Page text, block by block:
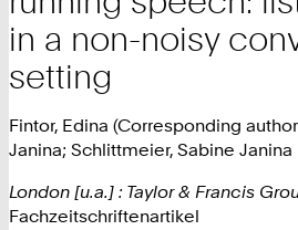
in a non-noisy
setting
Fintor, Edina (Corresponding
Janina; Schlittmeier, Sabine Janina
London [u.a.] : Taylor & Francis
Fachzeitschriftenartikel